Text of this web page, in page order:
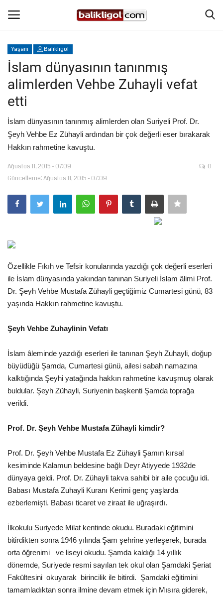
Giriş Yap
Anasayfa
Magazin
Şanlıurfa
Spor
Gündem
Tekno Bilim
Ekonomi
Yaşam
Künye
Kültür Sanat
Yaşam Balıklıgöl
İslam dünyasının tanınmış
alimlerden Vehbe Zuhayli vefat
etti
İslam dünyasının tanınmış alimlerden olan Suriyeli Prof. Dr.
Şeyh Vehbe Ez Zühayli ardından bir çok değerli eser bırakarak
Hakkın rahmetine kavuştu.
Ağustos 11, 2015 - 07:09
Güncelleme: Ağustos 11, 2015 - 07:09
0
Özellikle Fıkıh ve Tefsir konularında yazdığı çok değerli eserleri
ile İslam dünyasında yakından tanınan Suriyeli İslam âlimi Prof.
Dr. Şeyh Vehbe Mustafa Zühayli geçtiğimiz Cumartesi günü, 83
yaşında Hakkın rahmetine kavuştu.
Şeyh Vehbe Zuhaylinin Vefatı
İslam âleminde yazdığı eserleri ile tanınan Şeyh Zuhayli, doğup
büyüdüğü Şamda, Cumartesi günü, ailesi sabah namazına
kalktığında Şeyhi yatağında hakkın rahmetine kavuşmuş olarak
buldular. Şeyh Zühayli, Suriyenin başkenti Şamda toprağa
verildi.
Prof. Dr. Şeyh Vehbe Mustafa Zühayli kimdir?
Prof. Dr. Şeyh Vehbe Mustafa Ez Zühayli Şamın kırsal
kesiminde Kalamun beldesine bağlı Deyr Atiyyede 1932de
dünyaya geldi. Prof. Dr. Zühayli takva sahibi bir aile çocuğu idi.
Babası Mustafa Zuhayli Kuranı Kerimi genç yaşlarda
ezberlemişti. Babası ticaret ve ziraat ile uğraşırdı.
İlkokulu Suriyede Milat kentinde okudu. Buradaki eğitimini
bitirdikten sonra 1946 yılında Şam şehrine yerleşerek, burada
orta öğrenimi ve liseyi okudu. Şamda kaldığı 14 yıllık
dönemde, Suriyede resmi sayılan tek okul olan Şamdaki Şeriat
Fakültesini okuyarak birincilik ile bitirdi. Şamdaki eğitimini
tamamladıktan sonra ilmine devam etmek için Mısıra giderek,